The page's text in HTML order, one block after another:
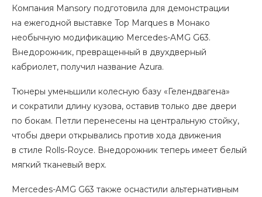
Компания Mansory подготовила для демонстрации
на ежегодной выставке Top Marques в Монако
необычную модификацию Mercedes-AMG G63.
Внедорожник, превращенный в двухдверный
кабриолет, получил название Azura.
Тюнеры уменьшили колесную базу «Гелендвагена»
и сократили длину кузова, оставив только две двери
по бокам. Петли перенесены на центральную стойку,
чтобы двери открывались против хода движения
в стиле Rolls-Royce. Внедорожник теперь имеет белый
мягкий тканевый верх.
Mercedes-AMG G63 также оснастили альтернативным